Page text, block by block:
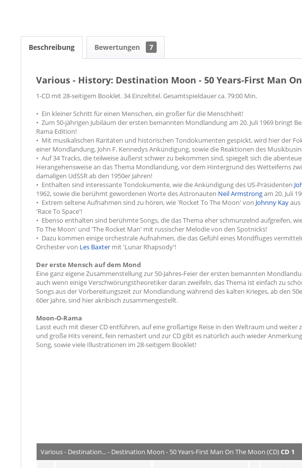
Beschreibung Bewertungen 7
Various - History: Destination Moon - 50 Years-First Man
1-CD mit 28-seitigem Booklet. 34 Einzeltitel. Gesamtspieldauer ca. 79:00 Min.
• Ein kleiner Schritt für einen Menschen, ein großer für die Menschheit!
• Zum 50-jährigen Jubiläum der ersten bemannten Mondlandung am 20. Juli 1969 bringt
Rama Edition!
• Mit musikalischen Raritäten und historischen Tondokumenten gespickt, wird hier der
einer Mondlandung, John F. Kennedys Ankündigung, sowie die Reaktionen des
• Auf 34 Tracks, die teilweise äußerst schwer zu bekommen sind, spiegelt sich die
Herangehensweise an das Thema Mondlandung, vor dem Hintergrund des Wetteiferns
damaligen UdSSR ab den 1950er Jahren!
• Enthalten sind interessante Tondokumente, wie die Ankündigung des US-Präsidenten
1962, sowie die berühmt gewordenen Worte des Astronauten Neil Armstrongam 20. Juli
• Extrem seltene Aufnahmen sind zu hören, wie 'Rocket To The Moon' von Johnny Kay
'Race To Space'!
• Ebenso enthalten sind berühmte Songs, die das Thema eher schmunzelnd aufgreifen,
To The Moon' und 'The Rocket Man' mit russischer Melodie von den Spotnicks!
• Dazu kommen einige orchestrale Aufnahmen, die das Gefühl eines Mondfluges
Orchester von Les Baxter mit 'Lunar Rhapsody'!
Der erste Mensch auf dem Mond
Eine ganz eigene Zusammenstellung zur 50-Jahres-Feier der ersten bemannten
auch wenn einige Verschwörungstheoretiker daran zweifeln, das Thema ist einfach zu
Songs aus der Vorbereitungszeit zur Mondlandung während des kalten Krieges, ab den
60er Jahre, sind hier akribisch zusammengestellt.
Moon-O-Rama
Lasst euch mit dieser CD entführen, auf eine großartige Reise in den Weltraum und weiter
und große Hits vereint, fein remastert und zur CD gibt es natürlich auch wieder
Song, sowie viele Illustrationen im 28-seitigem Booklet!
Various - Destination... - Destination Moon - 50 Years-First Man On The Moon (CD)CD 1